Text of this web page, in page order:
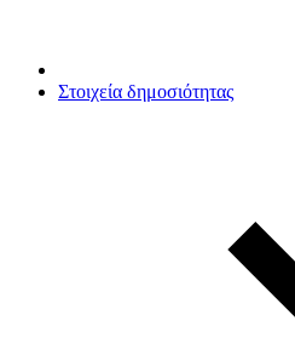
Στοιχεία δημοσιότητας